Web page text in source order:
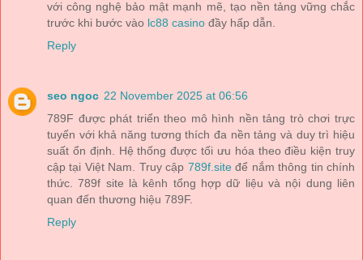
với công nghệ bảo mật mạnh mẽ, tạo nền tảng vững chắc
trước khi bước vào lc88 casino đầy hấp dẫn.
Reply
seo ngoc 22 November 2025 at 06:56
789F được phát triển theo mô hình nền tảng trò chơi trực
tuyến với khả năng tương thích đa nền tảng và duy trì hiệu
suất ổn định. Hệ thống được tối ưu hóa theo điều kiện truy
cập tại Việt Nam. Truy cập 789f.siteđể nắm thông tin chính
thức. 789f site là kênh tổng hợp dữ liệu và nội dung liên
quan đến thương hiệu 789F.
Reply